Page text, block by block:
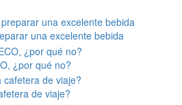
una excelente bebida
¿por qué no?
de viaje?